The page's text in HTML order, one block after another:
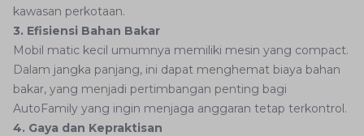
kawasan perkotaan.
3. Efisiensi Bahan Bakar
Mobil matic kecil umumnya memiliki mesin yang compact.
Dalam jangka panjang, ini dapat menghemat biaya bahan
bakar, yang menjadi pertimbangan penting bagi
AutoFamily yang ingin menjaga anggaran tetap terkontrol.
4. Gaya dan Kepraktisan